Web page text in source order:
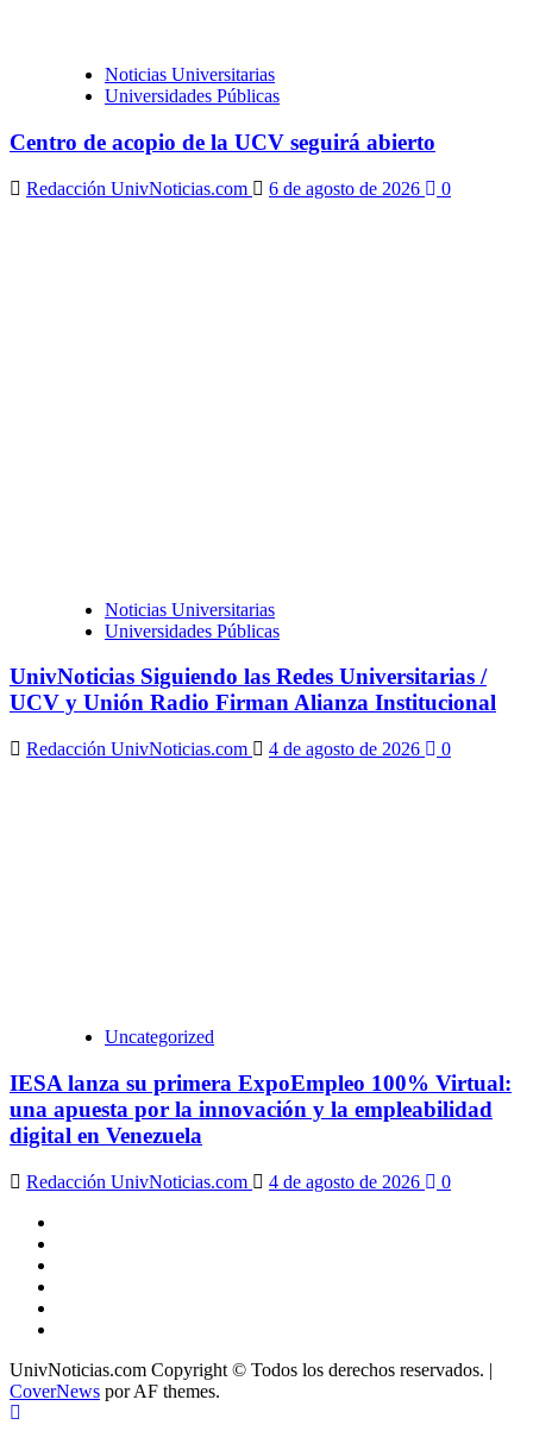
Noticias Universitarias
Universidades Públicas
Centro de acopio de la UCV seguirá abierto
Redacción UnivNoticias.com 6 de agosto de 2026 0
Noticias Universitarias
Universidades Públicas
UnivNoticias Siguiendo las Redes Universitarias /
UCV y Unión Radio Firman Alianza Institucional
Redacción UnivNoticias.com 4 de agosto de 2026 0
Uncategorized
IESA lanza su primera ExpoEmpleo 100% Virtual:
una apuesta por la innovación y la empleabilidad
digital en Venezuela
Redacción UnivNoticias.com 4 de agosto de 2026
0
UnivNoticias.com Copyright © Todos los derechos reservados. |
CoverNews por AF themes.